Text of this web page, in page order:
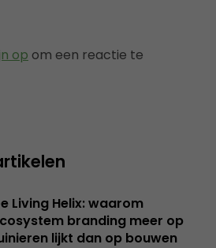
op om een reactie te
Living Helix: waarom
branding meer op
lijkt dan op bouwen